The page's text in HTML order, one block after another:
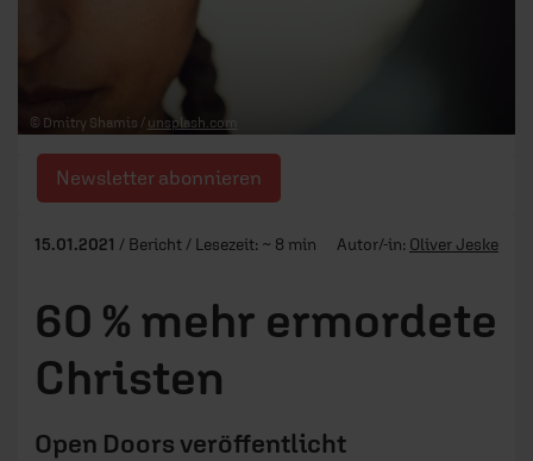
TEAM
© Dmitry Shamis / unsplash.com
Newsletter abonnieren
15.01.2021 / Bericht / Lesezeit: ~ 8 min Autor/-in: Oliver Jeske
60 % mehr ermordete
Christen
Open Doors veröffentlicht